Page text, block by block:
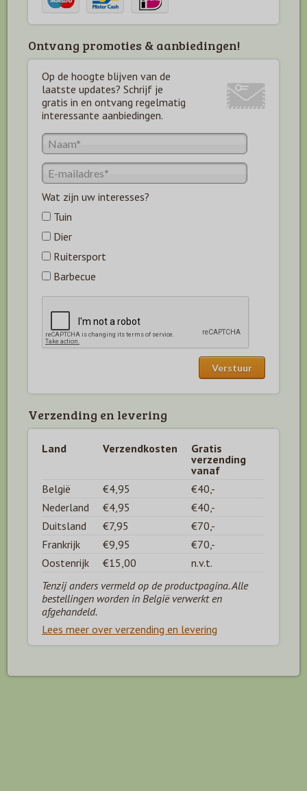
Ontvang promoties & aanbiedingen!
Op de hoogte blijven van de
laatste updates? Schrijf je
gratis in en ontvang regelmatig
interessante aanbiedingen.
Wat zijn uw interesses?
Tuin
Dier
Ruitersport
Barbecue
Verzending en levering
Land Verzendkosten
Gratis
verzending
vanaf
België
€4,95
€40,-
Nederland
€4,95
€40,-
Duitsland
€7,95
€70,-
Frankrijk
€9,95
€70,-
Oostenrijk
€15,00
n.v.t.
Tenzij anders vermeld op de productpagina. Alle
bestellingen worden in België verwerkt en
afgehandeld.
Lees meer over verzending en levering